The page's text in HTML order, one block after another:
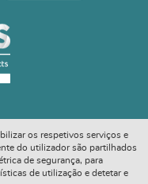
os respetivos serviços e
do utilizador são partilhados
de segurança, para
de utilização e detetar e